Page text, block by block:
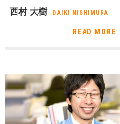
西村 大樹 DAIKI NISHIMURA
READ MORE